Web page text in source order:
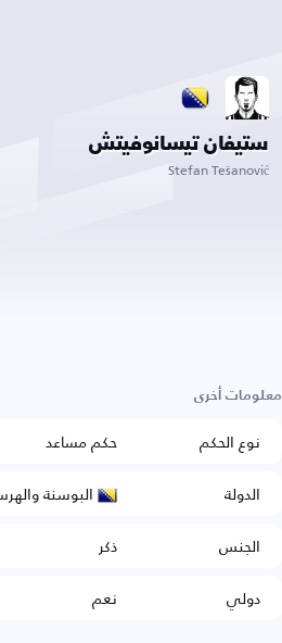
ستيفان تيسانوفيتش
Stefan Tešanović
معلومات أخرى
نوع الحكم
حكم مساعد
الدولة
البوسنة
الجنس
ذكر
دولي
نعم